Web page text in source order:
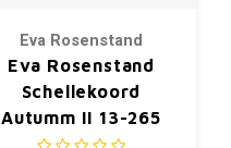
Eva Rosenstand
Eva Rosenstand
Schellekoord
Autumm II 13-265